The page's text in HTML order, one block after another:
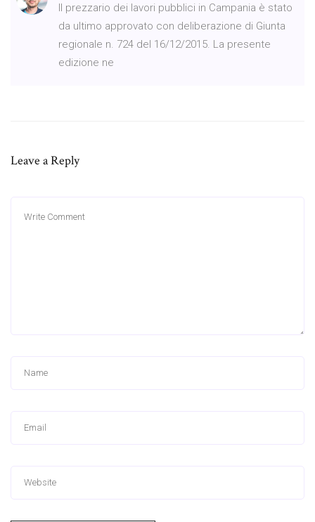
Il prezzario dei lavori pubblici in Campania è stato
da ultimo approvato con deliberazione di Giunta
regionale n. 724 del 16/12/2015. La presente
edizione ne
Leave a Reply